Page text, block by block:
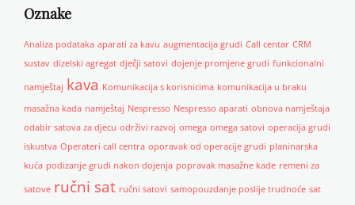
Oznake
Analiza podataka aparati za kavu augmentacija grudi Call centar CRM
sustav dizelski agregat dječji satovi dojenje promjene grudi funkcionalni
namještaj kava Komunikacija s korisnicima komunikacija u braku
masažna kada namještaj Nespresso Nespresso aparati obnova namještaja
odabir satova za djecu održivi razvoj omega omega satovi operacija grudi
iskustva Operateri call centra oporavak od operacije grudi planinarska
kuća podizanje grudi nakon dojenja popravak masažne kade remeni za
satove ručni sat ručni satovi samopouzdanje poslije trudnoće sat